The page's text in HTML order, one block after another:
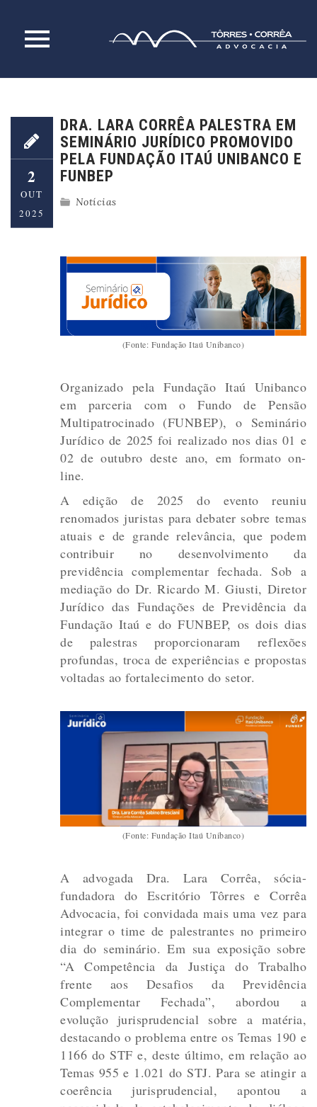
content
2
OUT
2025
DRA. LARA CORRÊA PALESTRA EM
SEMINÁRIO JURÍDICO PROMOVIDO
PELA FUNDAÇÃO ITAÚ UNIBANCO E
FUNBEP
Notícias
(Fonte: Fundação Itaú Unibanco)
Organizado pela Fundação Itaú Unibanco
em parceria com o Fundo de Pensão
Multipatrocinado (FUNBEP), o Seminário
Jurídico de 2025 foi realizado nos dias 01 e
02 de outubro deste ano, em formato on-
line.
A edição de 2025 do evento reuniu
renomados juristas para debater sobre temas
atuais e de grande relevância, que podem
contribuir no desenvolvimento da
previdência complementar fechada. Sob a
mediação do Dr. Ricardo M. Giusti, Diretor
Jurídico das Fundações de Previdência da
Fundação Itaú e do FUNBEP, os dois dias
de palestras proporcionaram reflexões
profundas, troca de experiências e propostas
voltadas ao fortalecimento do setor.
(Fonte: Fundação Itaú Unibanco)
A advogada Dra. Lara Corrêa, sócia-
fundadora do Escritório Tôrres e Corrêa
Advocacia, foi convidada mais uma vez para
integrar o time de palestrantes no primeiro
dia do seminário. Em sua exposição sobre
“A Competência da Justiça do Trabalho
frente aos Desafios da Previdência
Complementar Fechada”, abordou a
evolução jurisprudencial sobre a matéria,
destacando o problema entre os Temas 190 e
1166 do STF e, deste último, em relação ao
Temas 955 e 1.021 do STJ. Para se atingir a
coerência jurisprudencial, apontou a